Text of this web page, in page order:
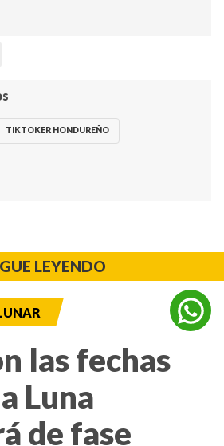
TIKTOKER HONDUREÑO
LEYENDO
las fechas
Luna
de fase